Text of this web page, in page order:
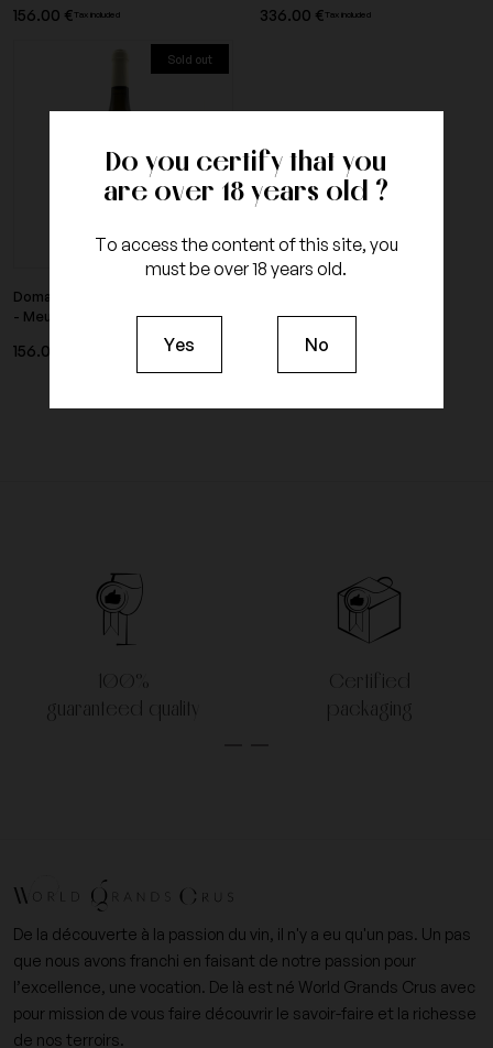
Do you certify that you
are over 18 years old ?
To access the content of this site, you
must be over 18 years old.
Yes No
156.00 € Tax included 336.00 € Tax included
Sold out
Domaine Comtesse de Cherisey
- Meursault Blagny...
156.00 €
100%
guaranteed quality
Certified
packaging
De la découverte à la passion du vin, il n'y a eu qu'un pas. Un pas
que nous avons franchi en faisant de notre passion pour
l’excellence, une vocation. De là est né World Grands Crus avec
pour mission de vous faire découvrir le savoir-faire et la richesse
de nos terroirs.